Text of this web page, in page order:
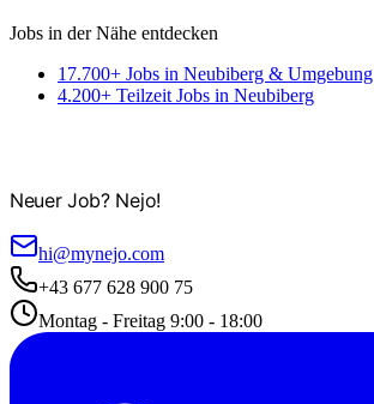
Jobs in der Nähe entdecken
17.700+ Jobs in Neubiberg & Umgebung
4.200+ Teilzeit Jobs in Neubiberg
Neuer Job? Nejo!
hi@mynejo.com
+43 677 628 900 75
Montag - Freitag 9:00 - 18:00